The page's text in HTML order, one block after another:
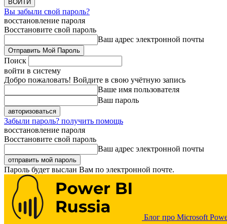
Вы забыли свой пароль?
восстановление пароля
Восстановите свой пароль
Ваш адрес электронной почты
Поиск
войти в систему
Добро пожаловать! Войдите в свою учётную запись
Ваше имя пользователя
Ваш пароль
Забыли пароль? получить помощь
восстановление пароля
Восстановите свой пароль
Ваш адрес электронной почты
Пароль будет выслан Вам по электронной почте.
Блог про Microsoft